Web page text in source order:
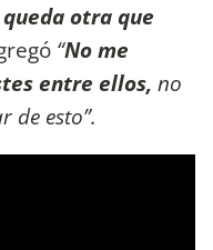
otra que
“No me
entre ellos, no
de esto”.